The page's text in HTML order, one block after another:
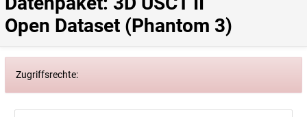
Open Dataset (Phantom 3)
Zugriffsrechte: